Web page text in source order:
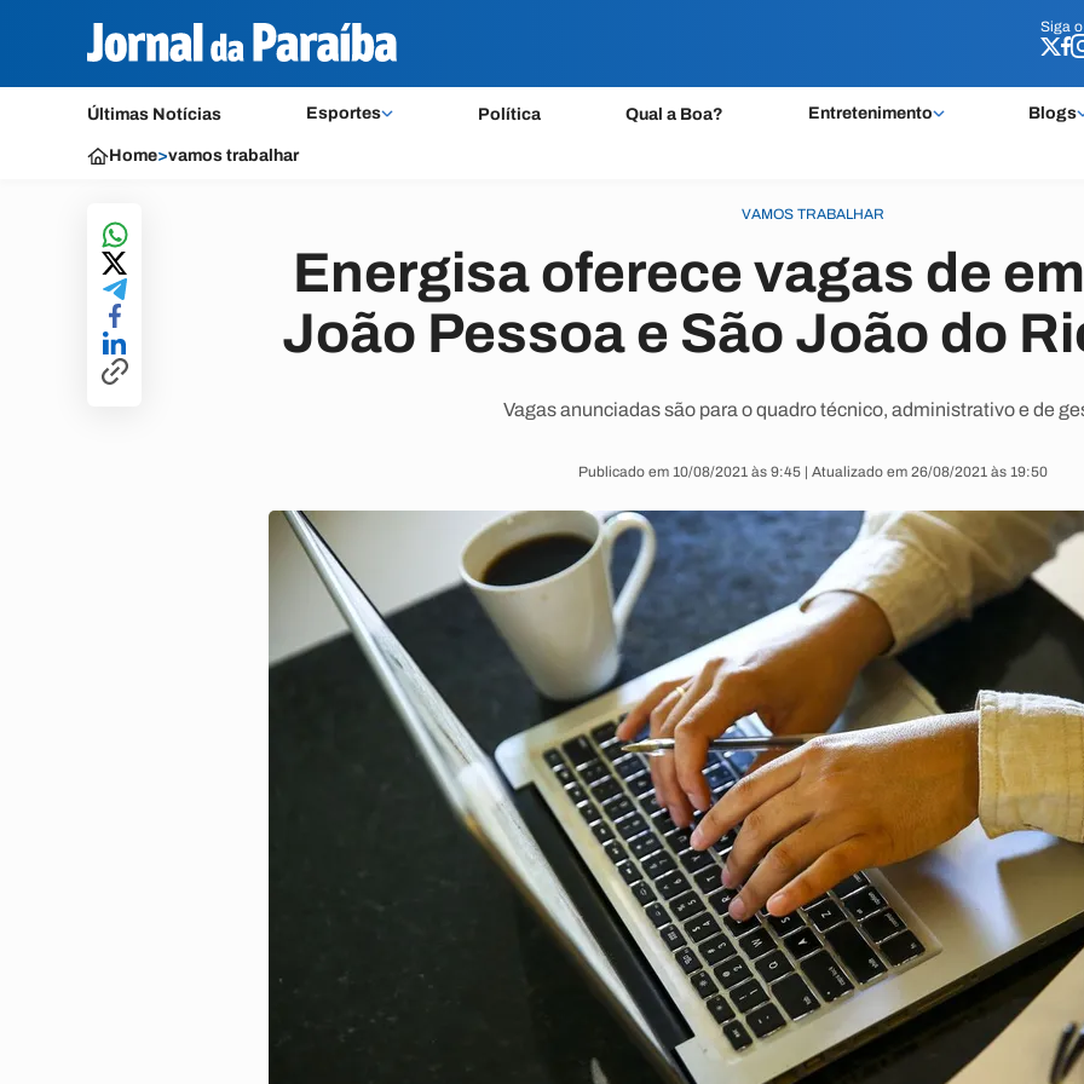
Siga o
Últimas Notícias Esportes Política Qual a Boa? Entretenimento Blogs
Siga o
Home>vamos trabalhar
VAMOS TRABALHAR
Energisa oferece vagas de
João Pessoa e São João do
Vagas anunciadas são para o quadro técnico, administrativo e de
Publicado em 10/08/2021 às 9:45 | Atualizado em 26/08/2021 às 19:50